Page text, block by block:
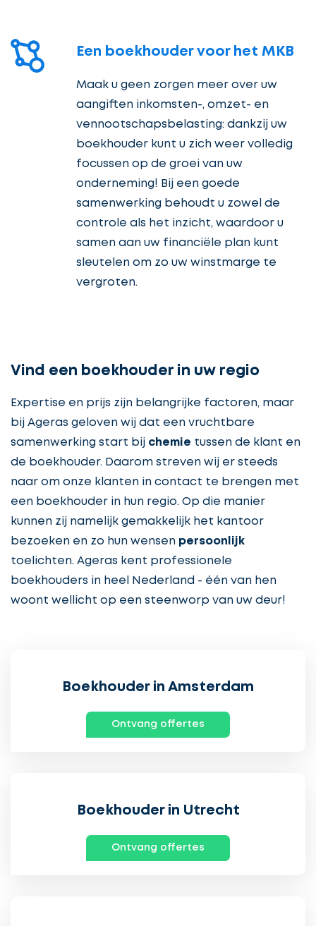
Een boekhouder voor het MKB
Maak u geen zorgen meer over uw
aangiften inkomsten-, omzet- en
vennootschapsbelasting: dankzij uw
boekhouder kunt u zich weer volledig
focussen op de groei van uw
onderneming! Bij een goede
samenwerking behoudt u zowel de
controle als het inzicht, waardoor u
samen aan uw financiële plan kunt
sleutelen om zo uw winstmarge te
vergroten.
Vind een boekhouder in uw regio
Expertise en prijs zijn belangrijke factoren, maar
bij Ageras geloven wij dat een vruchtbare
samenwerking start bij chemie tussen de klant en
de boekhouder. Daarom streven wij er steeds
naar om onze klanten in contact te brengen met
een boekhouder in hun regio. Op die manier
kunnen zij namelijk gemakkelijk het kantoor
bezoeken en zo hun wensen persoonlijk
toelichten. Ageras kent professionele
boekhouders in heel Nederland - één van hen
woont wellicht op een steenworp van uw deur!
Boekhouder in Amsterdam
Ontvang offertes
Boekhouder in Utrecht
Ontvang offertes